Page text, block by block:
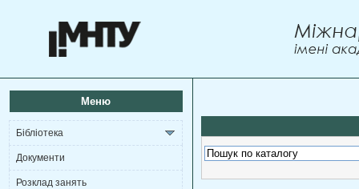
Меню
Бібліотека
Документи
Розклад занять